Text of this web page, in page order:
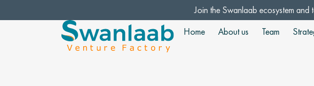
Join the Swanlaab ecosystem and
Home About us Team